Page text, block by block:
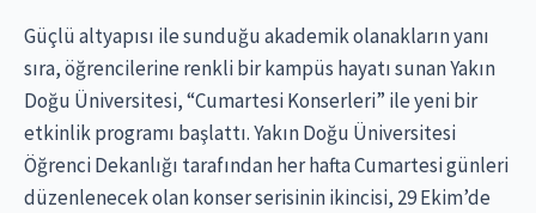
Güçlü altyapısı ile sunduğu akademik olanakların yanı
sıra, öğrencilerine renkli bir kampüs hayatı sunan Yakın
Doğu Üniversitesi, “Cumartesi Konserleri” ile yeni bir
etkinlik programı başlattı. Yakın Doğu Üniversitesi
Öğrenci Dekanlığı tarafından her hafta Cumartesi günleri
düzenlenecek olan konser serisinin ikincisi, 29 Ekim’de